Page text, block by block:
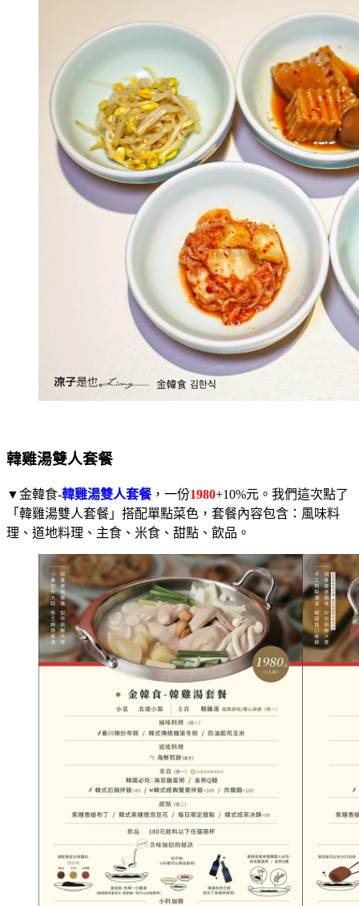
韓雞湯雙人套餐
▼金韓食-韓雞湯雙人套餐，一份1980+10%元。我們這次點了
「韓雞湯雙人套餐」搭配單點菜色，套餐內容包含：風味料
理、道地料理、主食、米食、甜點、飲品。